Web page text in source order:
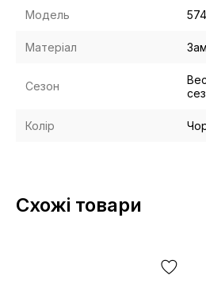
Модель 574
Матеріал
Сезон
Колір
Схожі товари